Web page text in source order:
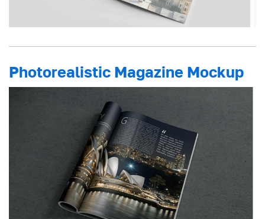
Photorealistic Magazine Mockup